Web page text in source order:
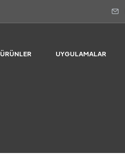
ÜRÜNLER UYGULAMALAR